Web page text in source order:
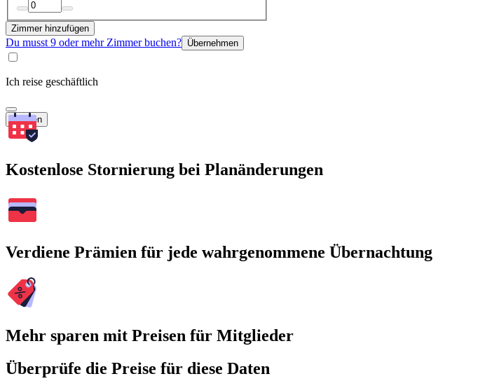
Zimmer hinzufügen
Du musst 9 oder mehr Zimmer buchen? Übernehmen
Ich reise geschäftlich
Suchen
Kostenlose Stornierung bei Planänderungen
Verdiene Prämien für jede wahrgenommene Übernachtung
Mehr sparen mit Preisen für Mitglieder
Überprüfe die Preise für diese Daten